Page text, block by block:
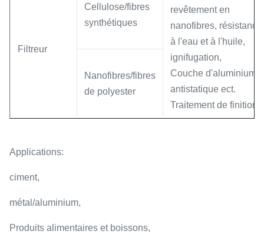
Filtreur
Cellulose/fibres
synthétiques
revêtement en
nanofibres, résistance
à l'eau et à l'huile,
ignifugation,
Couche d'aluminium
antistatique ect.
Traitement de finition
Nanofibres/fibres
de polyester
Applications:
ciment,
métal/aluminium,
Produits alimentaires et boissons,